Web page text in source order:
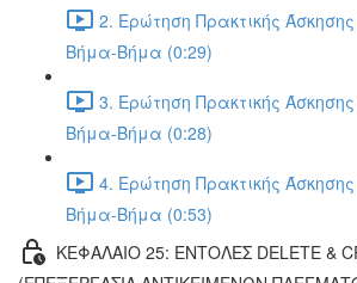
2. Ερώτηση Πρακτικής
Βήμα-Βήμα (0:29)
3. Ερώτηση Πρακτικής
Βήμα-Βήμα (0:28)
4. Ερώτηση Πρακτικής
Βήμα-Βήμα (0:53)
ΚΕΦΑΛΑΙΟ 25: ΕΝΤΟΛΕΣ DELETE &